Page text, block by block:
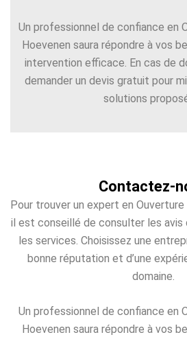
Un professionnel de confiance en
Hoevenen saura répondre à vos
intervention efficace. En cas de
demander un devis gratuit pour
solutions
Contactez-
Pour trouver un expert en
il est conseillé de consulter les
les services. Choisissez une
bonne réputation et d’une
domaine.
Un professionnel de confiance en
Hoevenen saura répondre à vos